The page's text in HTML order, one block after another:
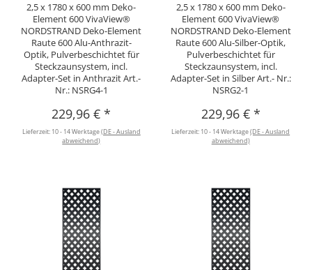
2,5 x 1780 x 600 mm Deko-
Element 600 VivaView®
NORDSTRAND Deko-Element
Raute 600 Alu-Anthrazit-
Optik, Pulverbeschichtet für
Steckzaunsystem, incl.
Adapter-Set in Anthrazit Art.-
Nr.: NSRG4-1
229,96 €*
Lieferzeit: 10 - 14 Werktage(DE - Ausland
abweichend)
2,5 x 1780 x 600 mm Deko-
Element 600 VivaView®
NORDSTRAND Deko-Element
Raute 600 Alu-Silber-Optik,
Pulverbeschichtet für
Steckzaunsystem, incl.
Adapter-Set in Silber Art.- Nr.:
NSRG2-1
229,96 € *
Lieferzeit: 10 - 14 Werktage(DE - Ausland
abweichend)